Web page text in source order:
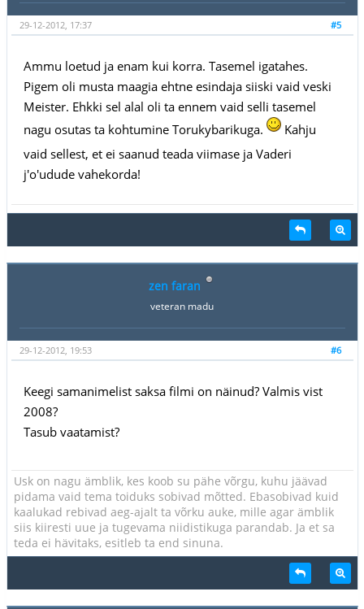
#5
29-12-2012, 17:37
Ammu loetud ja enam kui korra. Tasemel igatahes.
Pigem oli musta maagia ehtne esindaja siiski vaid veski
Meister. Ehkki sel alal oli ta ennem vaid selli tasemel
nagu osutas ta kohtumine Torukybarikuga.
Kahju
vaid sellest, et ei saanud teada viimase ja Vaderi
j'o'udude vahekorda!
zen faran
veteran madu
#6
29-12-2012, 19:53
Keegi samanimelist saksa filmi on näinud? Valmis vist
2008?
Tasub vaatamist?
Usk on nagu ämblik, kes koob su pähe võrgu, kuhu jäävad
pidama vaid tema toiduks sobivad mõtted. Ebasobivad kuid
kaalukad rebivad aeg-ajalt ta võrku auke, mille agar ämblik
siis kiiresti uue ja tugevama niidistikuga parandab. Ja et sa
teda ei hävitaks, esitleb ta end sinuna.